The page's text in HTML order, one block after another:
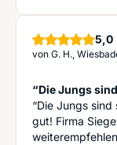
5,0
von G. H.,
“Die Jungs
“Die Jungs
gut! Firma